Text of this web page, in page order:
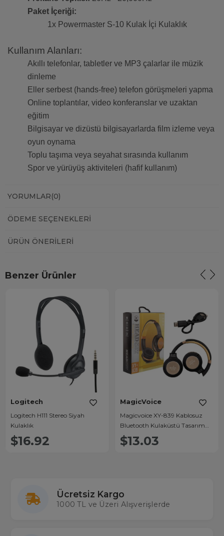
Paket İçeriği:
1x Powermaster S-10 Kulak İçi Kulaklık
Kullanım Alanları:
Akıllı telefonlar, tabletler ve MP3 çalarlar ile müzik
dinleme
Eller serbest (hands-free) telefon görüşmeleri yapma
Online toplantılar, video konferanslar ve uzaktan
eğitim
Bilgisayar ve dizüstü bilgisayarlarda film izleme veya
oyun oynama
Toplu taşıma veya seyahat sırasında kullanım
Spor ve yürüyüş aktiviteleri (hafif kullanım)
YORUMLAR(0)
ÖDEME SEÇENEKLERI
ÜRÜN ÖNERILERI
Benzer Ürünler
Logitech
Logitech H111 Stereo Siyah
Kulaklık
$16.92
MagicVoice
Magicvoice XY-839 Kablosuz
Bluetooth Kulaküstü Tasarım
Kulaklık
$13.03
Ücretsiz Kargo
1000 TL ve Üzeri Alışverişlerde